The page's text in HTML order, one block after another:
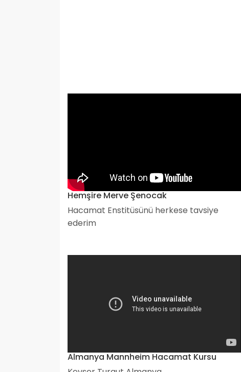
Hemşire Merve Şenocak
Hacamat Enstitüsünü herkese tavsiye
ederim
Almanya Mannheim Hacamat Kursu